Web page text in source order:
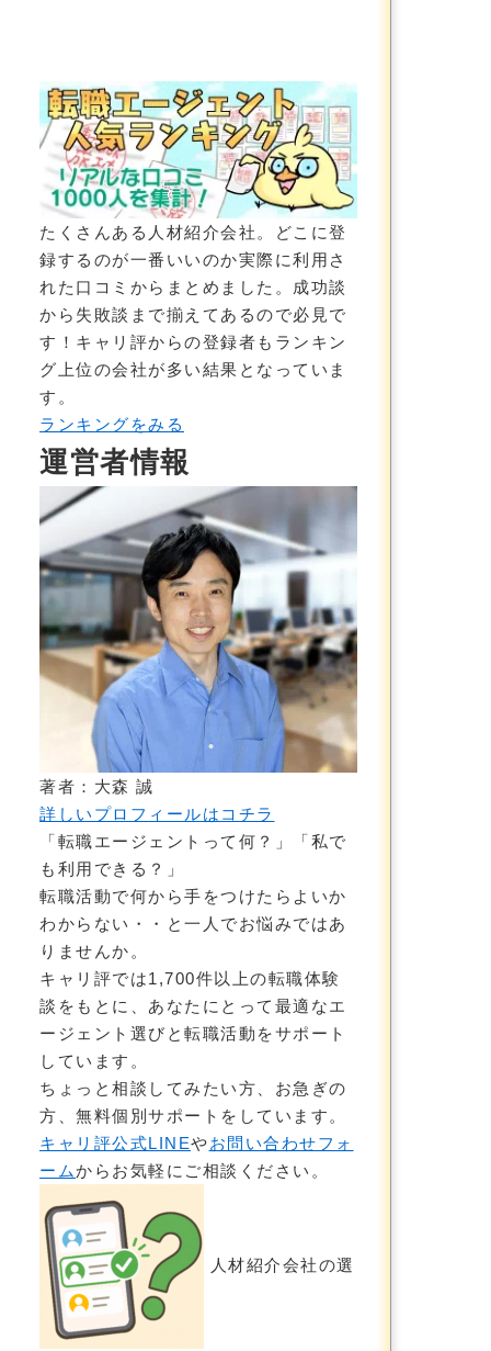
ビ」
たくさんある人材紹介会社。どこに登
録するのが一番いいのか実際に利用さ
れた口コミからまとめました。成功談
から失敗談まで揃えてあるので必見で
す！ キャリ評からの登録者もランキン
グ上位の会社が多い結果 となっていま
す。
ランキングをみる
運営者情報
著者：大森 誠
詳しいプロフィールはコチラ
「転職エージェントって何？」「私で
も利用できる？」
転職活動で何から手をつけたらよいか
わからない・・と一人でお悩みではあ
りませんか。
キャリ評では1,700件以上の転職体験
談をもとに、あなたにとって最適なエ
ージェント選びと転職活動をサポート
しています。
ちょっと相談してみたい方、お急ぎの
方、無料個別サポートをしています。
キャリ評公式LINEやお問い合わせフォ
ームからお気軽にご相談ください。
人材紹介会社の選